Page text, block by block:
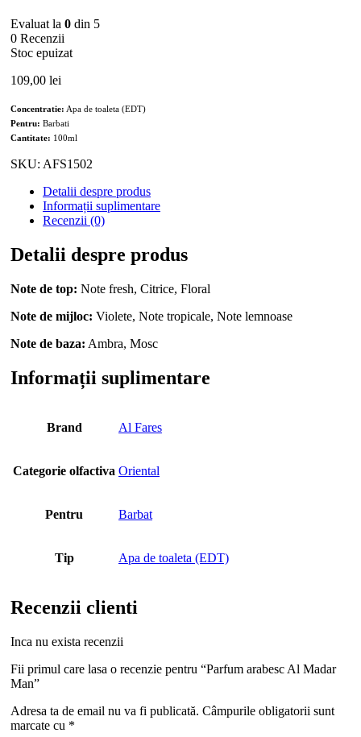
Evaluat la 0 din 5
0 Recenzii
Stoc epuizat
109,00 lei
Concentratie: Apa de toaleta (EDT)
Pentru: Barbati
Cantitate: 100ml
SKU: AFS1502
Detalii despre produs
Informații suplimentare
Recenzii (0)
Detalii despre produs
Note de top: Note fresh, Citrice, Floral
Note de mijloc: Violete, Note tropicale, Note lemnoase
Note de baza: Ambra, Mosc
Informații suplimentare
Brand Al Fares
Categorie olfactiva Oriental
Pentru Barbat
Tip Apa de toaleta (EDT)
Recenzii clienti
Inca nu exista recenzii
Fii primul care lasa o recenzie pentru “Parfum arabesc Al Madar
Man”
Adresa ta de email nu va fi publicată. Câmpurile obligatorii sunt
marcate cu *